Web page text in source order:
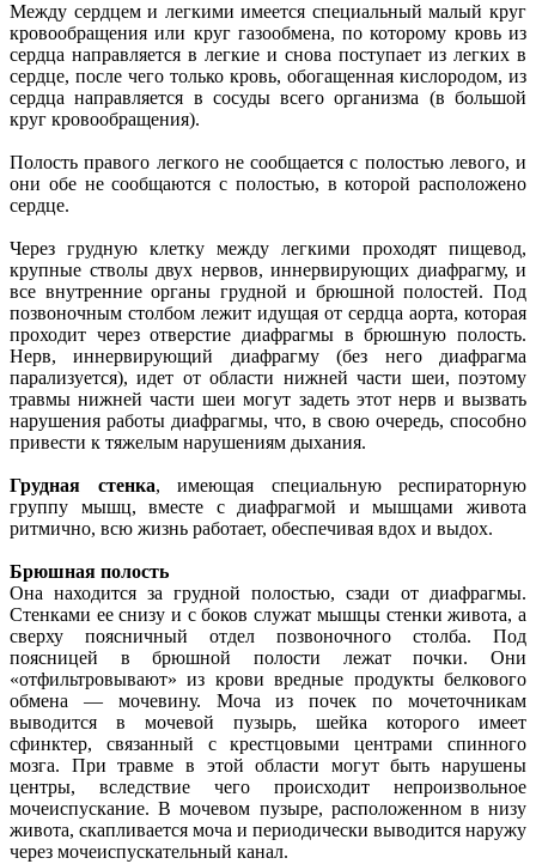
Между сердцем и легкими имеется специальный малый круг
кровообращения или круг газообмена, по которому кровь из
сердца направляется в легкие и снова поступает из легких в
сердце, после чего только кровь, обогащенная кислородом, из
сердца направляется в сосуды всего организма (в большой
круг кровообращения).
Полость правого легкого не сообщается с полостью левого, и
они обе не сообщаются с полостью, в которой расположено
сердце.
Через грудную клетку между легкими проходят пищевод,
крупные стволы двух нервов, иннервирующих диафрагму, и
все внутренние органы грудной и брюшной полостей. Под
позвоночным столбом лежит идущая от сердца аорта, которая
проходит через отверстие диафрагмы в брюшную полость.
Нерв, иннервирующий диафрагму (без него диафрагма
парализуется), идет от области нижней части шеи, поэтому
травмы нижней части шеи могут задеть этот нерв и вызвать
нарушения работы диафрагмы, что, в свою очередь, способно
привести к тяжелым нарушениям дыхания.
Грудная стенка, имеющая специальную респираторную
группу мышц, вместе с диафрагмой и мышцами живота
ритмично, всю жизнь работает, обеспечивая вдох и выдох.
Брюшная полость
Она находится за грудной полостью, сзади от диафрагмы.
Стенками ее снизу и с боков служат мышцы стенки живота, а
сверху поясничный отдел позвоночного столба. Под
поясницей в брюшной полости лежат почки. Они
«отфильтровывают» из крови вредные продукты белкового
обмена — мочевину. Моча из почек по мочеточникам
выводится в мочевой пузырь, шейка которого имеет
сфинктер, связанный с крестцовыми центрами спинного
мозга. При травме в этой области могут быть нарушены
центры, вследствие чего происходит непроизвольное
мочеиспускание. В мочевом пузыре, расположенном в низу
живота, скапливается моча и периодически выводится наружу
через мочеиспускательный канал.